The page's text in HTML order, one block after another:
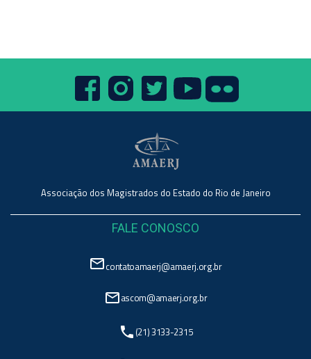
Associação dos Magistrados do Estado do Rio de Janeiro
FALE CONOSCO
mail_outlinecontatoamaerj@amaerj.org.br
mail_outlineascom@amaerj.org.br
phone (21) 3133-2315